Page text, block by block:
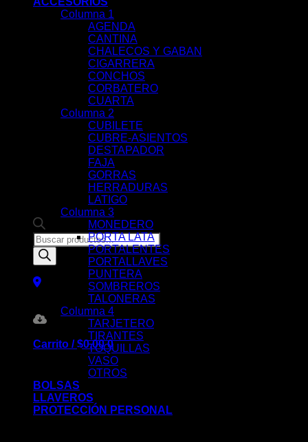
Products
search
Carrito /$0.00 0
Columna 1
AGENDA
CANTINA
CHALECOS Y GABAN
CIGARRERA
CONCHOS
CORBATERO
CUARTA
Columna 2
CUBILETE
CUBRE-ASIENTOS
DESTAPADOR
FAJA
GORRAS
HERRADURAS
LATIGO
Columna 3
MONEDERO
PORTA LATA
PORTALENTES
PORTALLAVES
PUNTERA
SOMBREROS
TALONERAS
Columna 4
TARJETERO
TIRANTES
TOQUILLAS
VASO
OTROS
BOLSAS
LLAVEROS
PROTECCIÓN PERSONAL